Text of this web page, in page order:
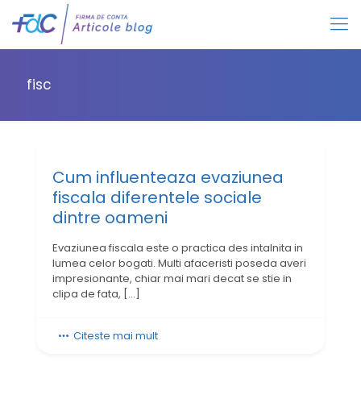
fisc
Cum influenteaza evaziunea
fiscala diferentele sociale
dintre oameni
Evaziunea fiscala este o practica des intalnita in
lumea celor bogati. Multi afaceristi poseda averi
impresionante, chiar mai mari decat se stie in
clipa de fata, […]
Citeste mai mult